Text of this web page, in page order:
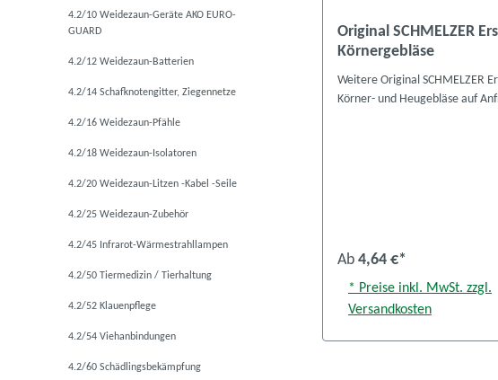
4.2/10 Weidezaun-Geräte AKO EURO-
GUARD
4.2/12 Weidezaun-Batterien
4.2/14 Schafknotengitter, Ziegennetze
4.2/16 Weidezaun-Pfähle
4.2/18 Weidezaun-Isolatoren
4.2/20 Weidezaun-Litzen -Kabel -Seile
4.2/25 Weidezaun-Zubehör
4.2/45 Infrarot-Wärmestrahllampen
4.2/50 Tiermedizin / Tierhaltung
4.2/52 Klauenpflege
4.2/54 Viehanbindungen
4.2/60 Schädlingsbekämpfung
Original SCHMELZER
Körnergebläse
Weitere Original SCHMELZER
Körner- und Heugebläse auf
Ab 4,64 €*
* Preise inkl. MwSt. zzgl.
Versandkosten